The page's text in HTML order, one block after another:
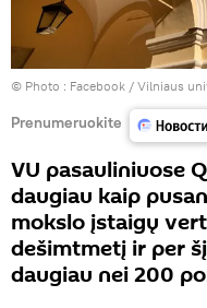
© Photo : Facebook / Vilniaus
Prenumeruokite
VU pasauliniuose
daugiau kaip
mokslo įstaigų
dešimtmetį ir per
daugiau nei 200